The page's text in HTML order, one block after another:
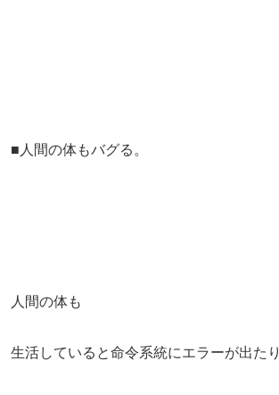
■人間の体もバグる。
人間の体も
生活していると命令系統にエラーが出たり